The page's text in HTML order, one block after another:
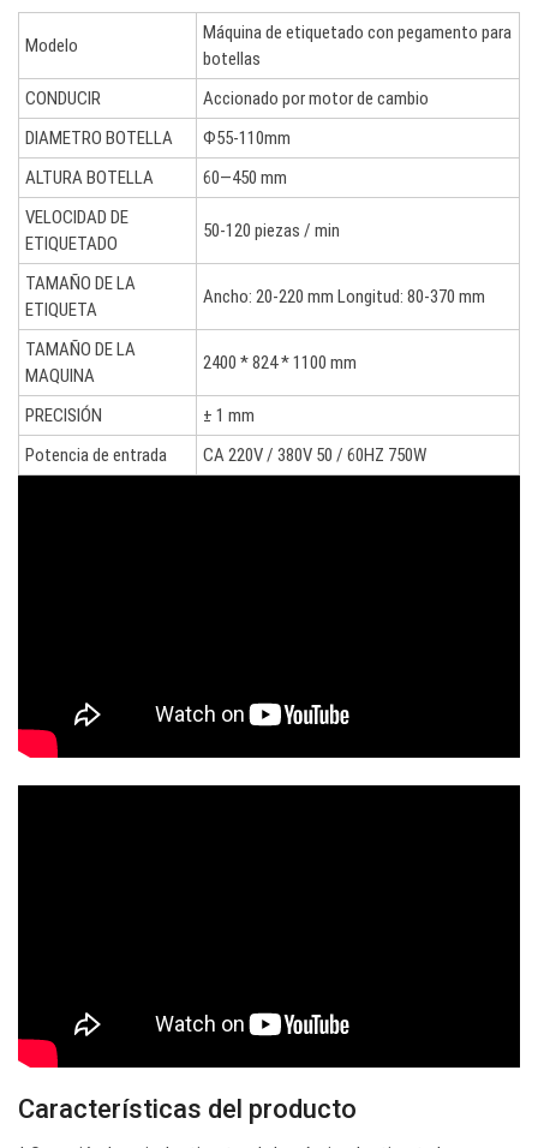
Modelo
Máquina de etiquetado con pegamento para
botellas
CONDUCIR
Accionado por motor de cambio
DIAMETRO BOTELLA
Ф55-110mm
ALTURA BOTELLA
60—450 mm
VELOCIDAD DE
ETIQUETADO
50-120 piezas / min
TAMAÑO DE LA
ETIQUETA
Ancho: 20-220 mm Longitud: 80-370 mm
TAMAÑO DE LA
MAQUINA
2400 * 824 * 1100 mm
PRECISIÓN
± 1 mm
Potencia de entrada
CA 220V / 380V 50 / 60HZ 750W
Características del producto